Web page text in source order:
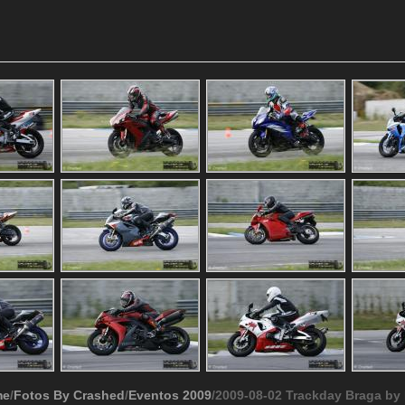
/Fotos By Crashed/Eventos 2009/2009-08-02 Trackday Braga by